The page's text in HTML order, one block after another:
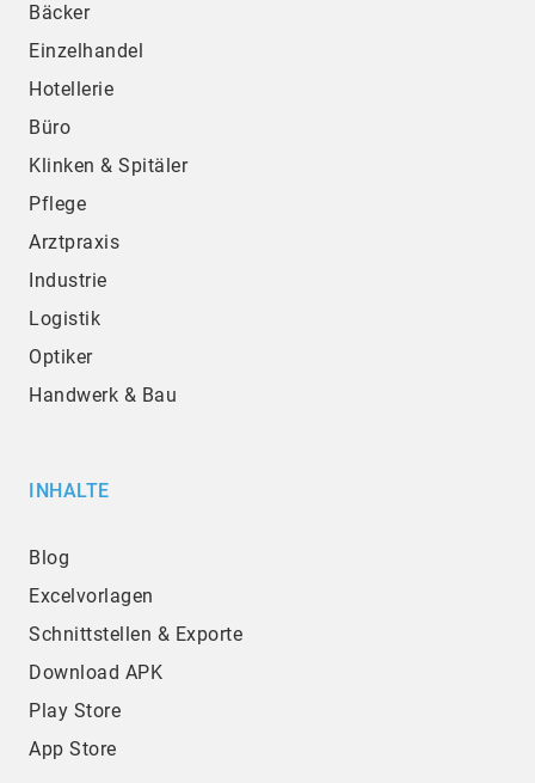
Bäcker
Einzelhandel
Hotellerie
Büro
Klinken & Spitäler
Pflege
Arztpraxis
Industrie
Logistik
Optiker
Handwerk & Bau
INHALTE
Blog
Excelvorlagen
Schnittstellen & Exporte
Download APK
Play Store
App Store